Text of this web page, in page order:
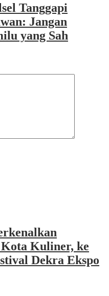
Tanggapi
Jangan
yang Sah
Kota Kuliner, ke
Dekra Ekspo